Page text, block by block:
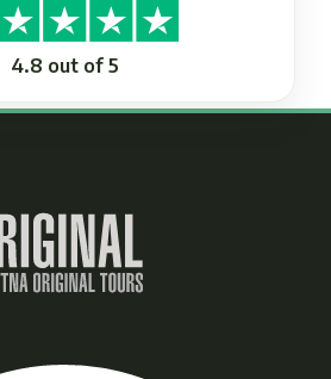
4.8 out of 5